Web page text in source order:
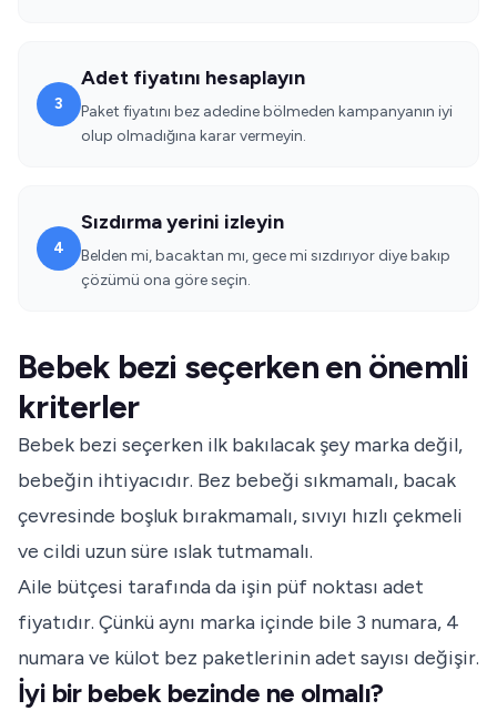
3
Adet fiyatını hesaplayın
Paket fiyatını bez adedine bölmeden kampanyanın iyi
olup olmadığına karar vermeyin.
4
Sızdırma yerini izleyin
Belden mi, bacaktan mı, gece mi sızdırıyor diye bakıp
çözümü ona göre seçin.
Bebek bezi seçerken en önemli
kriterler
Bebek bezi seçerken ilk bakılacak şey marka değil,
bebeğin ihtiyacıdır. Bez bebeği sıkmamalı, bacak
çevresinde boşluk bırakmamalı, sıvıyı hızlı çekmeli
ve cildi uzun süre ıslak tutmamalı.
Aile bütçesi tarafında da işin püf noktası adet
fiyatıdır. Çünkü aynı marka içinde bile 3 numara, 4
numara ve külot bez paketlerinin adet sayısı değişir.
İyi bir bebek bezinde ne olmalı?